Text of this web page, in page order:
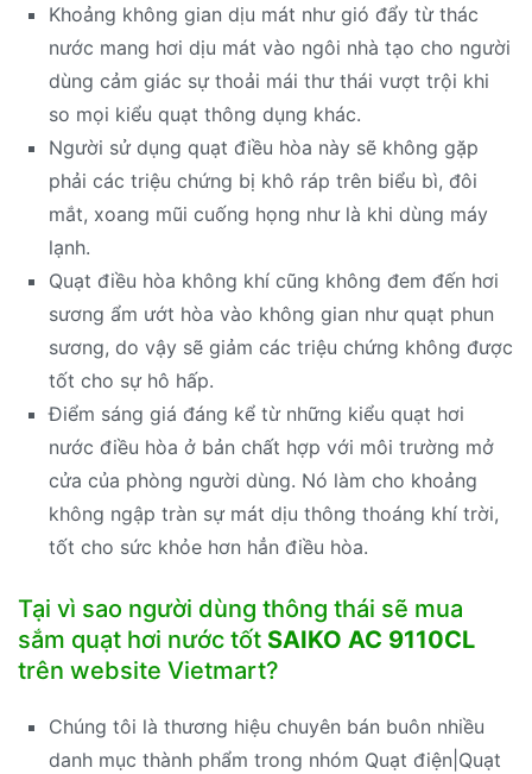
Khoảng không gian dịu mát như gió đẩy từ thác
nước mang hơi dịu mát vào ngôi nhà tạo cho người
dùng cảm giác sự thoải mái thư thái vượt trội khi
so mọi kiểu quạt thông dụng khác.
Người sử dụng quạt điều hòa này sẽ không gặp
phải các triệu chứng bị khô ráp trên biểu bì, đôi
mắt, xoang mũi cuống họng như là khi dùng máy
lạnh.
Quạt điều hòa không khí cũng không đem đến hơi
sương ẩm ướt hòa vào không gian như quạt phun
sương, do vậy sẽ giảm các triệu chứng không được
tốt cho sự hô hấp.
Điểm sáng giá đáng kể từ những kiểu quạt hơi
nước điều hòa ở bản chất hợp với môi trường mở
cửa của phòng người dùng. Nó làm cho khoảng
không ngập tràn sự mát dịu thông thoáng khí trời,
tốt cho sức khỏe hơn hẳn điều hòa.
Tại vì sao người dùng thông thái sẽ mua
sắm quạt hơi nước tốt SAIKO AC 9110CL
trên website Vietmart?
Chúng tôi là thương hiệu chuyên bán buôn nhiều
danh mục thành phẩm trong nhóm Quạt điện|Quạt